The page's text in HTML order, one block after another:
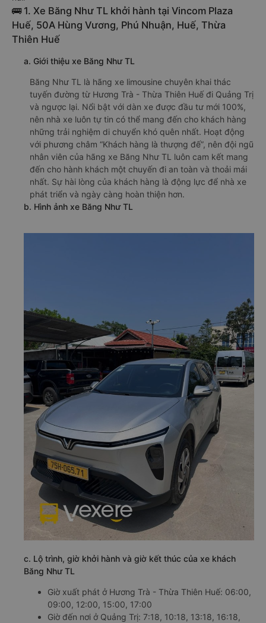
🚌 1. Xe Băng Như TL khởi hành tại Vincom Plaza
Huế, 50A Hùng Vương, Phú Nhuận, Huế, Thừa
Thiên Huế
a. Giới thiệu xe Băng Như TL
Băng Như TL là hãng xe limousine chuyên khai thác
tuyến đường từ Hương Trà - Thừa Thiên Huế đi Quảng Trị
và ngược lại. Nổi bật với dàn xe được đầu tư mới 100%,
nên nhà xe luôn tự tin có thể mang đến cho khách hàng
những trải nghiệm di chuyển khó quên nhất. Hoạt động
với phương châm “Khách hàng là thượng đế”, nên đội ngũ
nhân viên của hãng xe Băng Như TL luôn cam kết mang
đến cho hành khách một chuyến đi an toàn và thoải mái
nhất. Sự hài lòng của khách hàng là động lực để nhà xe
phát triển và ngày càng hoàn thiện hơn.
b. Hình ảnh xe Băng Như TL
c. Lộ trình, giờ khởi hành và giờ kết thúc của xe khách
Băng Như TL
Giờ xuất phát ở Hương Trà - Thừa Thiên Huế: 06:00,
09:00, 12:00, 15:00, 17:00
Giờ đến nơi ở Quảng Trị: 7:18, 10:18, 13:18, 16:18,